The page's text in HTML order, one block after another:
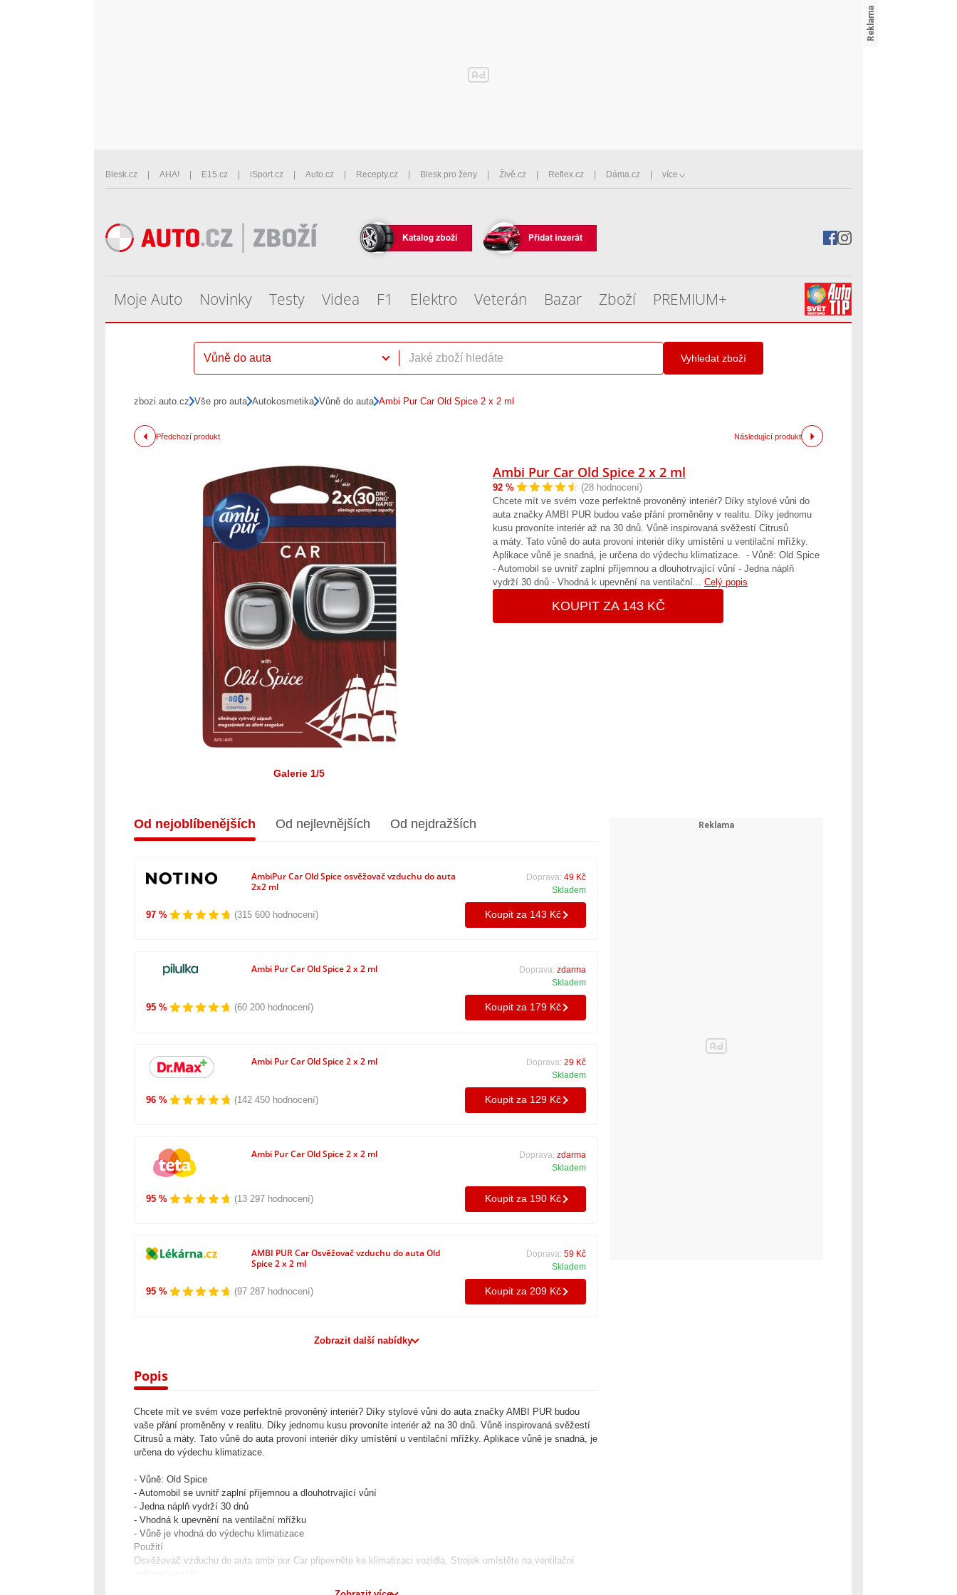
Blesk.cz AHA! E15.cz iSport.cz Auto.cz Recepty.cz Blesk pro ženy Živě.cz Reflex.cz Dáma.cz více
Moje Auto Novinky Testy Videa F1 Elektro Veterán Bazar Zboží PREMIUM+
Vůně do auta Vyhledat zboží
zbozi.auto.cz Vše pro auta Autokosmetika Vůně do auta Ambi Pur Car Old Spice 2 x 2 ml
Předchozí produkt Následující produkt
Galerie 1/5
Ambi Pur Car Old Spice 2 x 2 ml
92 %
(28 hodnocení)
Chcete mít ve svém voze perfektně provoněný interiér? Díky stylové vůni do
auta značky AMBI PUR budou vaše přání proměněny v realitu. Díky jednomu
kusu provoníte interiér až na 30 dnů. Vůně inspirovaná svěžestí Citrusů
a máty. Tato vůně do auta provoní interiér díky umístění u ventilační mřížky.
Aplikace vůně je snadná, je určena do výdechu klimatizace. - Vůně: Old Spice
- Automobil se uvnitř zaplní příjemnou a dlouhotrvající vůní - Jedna náplň
vydrží 30 dnů - Vhodná k upevnění na ventilační... Celý popis
KOUPIT ZA 143 KČ
Od nejoblíbenějších Od nejlevnějších Od nejdražších
97 % (315 600 hodnocení)
AmbiPur Car Old Spice osvěžovač vzduchu do auta
2x2 ml
Doprava: 49 Kč
Skladem
Koupit za 143 Kč
95 % (60 200 hodnocení)
Ambi Pur Car Old Spice 2 x 2 ml Doprava: zdarma
Skladem
Koupit za 179 Kč
96 % (142 450 hodnocení)
Ambi Pur Car Old Spice 2 x 2 ml Doprava: 29 Kč
Skladem
Koupit za 129 Kč
95 % (13 297 hodnocení)
Ambi Pur Car Old Spice 2 x 2 ml Doprava: zdarma
Skladem
Koupit za 190 Kč
95 % (97 287 hodnocení)
AMBI PUR Car Osvěžovač vzduchu do auta Old
Spice 2 x 2 ml
Doprava: 59 Kč
Skladem
Koupit za 209 Kč
Zobrazit další nabídky
Popis
Chcete mít ve svém voze perfektně provoněný interiér? Díky stylové vůni do auta značky AMBI PUR budou
vaše přání proměněny v realitu. Díky jednomu kusu provoníte interiér až na 30 dnů. Vůně inspirovaná svěžestí
Citrusů a máty. Tato vůně do auta provoní interiér díky umístění u ventilační mřížky. Aplikace vůně je snadná, je
určena do výdechu klimatizace.
- Vůně: Old Spice
- Automobil se uvnitř zaplní příjemnou a dlouhotrvající vůní
- Jedna náplň vydrží 30 dnů
- Vhodná k upevnění na ventilační mřížku
- Vůně je vhodná do výdechu klimatizace
Použití
Osvěžovač vzduchu do auta ambi pur Car připevněte ke klimatizaci vozidla. Strojek umístěte na ventilační